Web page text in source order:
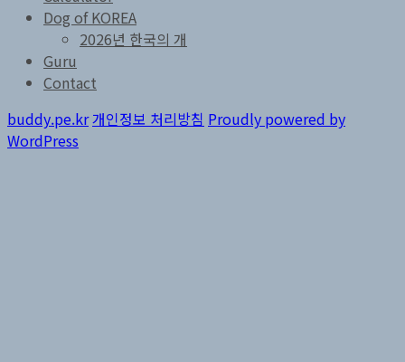
Dog of KOREA
2026년 한국의 개
Guru
Contact
buddy.pe.kr개인정보 처리방침 Proudly powered by
WordPress